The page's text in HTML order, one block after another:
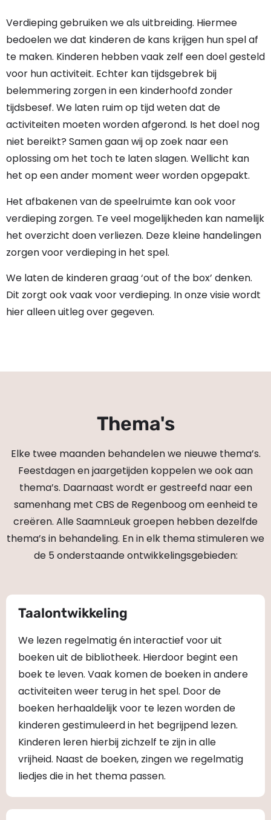
Verdieping gebruiken we als uitbreiding. Hiermee
bedoelen we dat kinderen de kans krijgen hun spel af
te maken. Kinderen hebben vaak zelf een doel gesteld
voor hun activiteit. Echter kan tijdsgebrek bij
belemmering zorgen in een kinderhoofd zonder
tijdsbesef. We laten ruim op tijd weten dat de
activiteiten moeten worden afgerond. Is het doel nog
niet bereikt? Samen gaan wij op zoek naar een
oplossing om het toch te laten slagen. Wellicht kan
het op een ander moment weer worden opgepakt.
Het afbakenen van de speelruimte kan ook voor
verdieping zorgen. Te veel mogelijkheden kan namelijk
het overzicht doen verliezen. Deze kleine handelingen
zorgen voor verdieping in het spel.
We laten de kinderen graag ‘out of the box’ denken.
Dit zorgt ook vaak voor verdieping. In onze visie wordt
hier alleen uitleg over gegeven.
Thema's
Elke twee maanden behandelen we nieuwe thema’s.
Feestdagen en jaargetijden koppelen we ook aan
thema’s. Daarnaast wordt er gestreefd naar een
samenhang met CBS de Regenboog om eenheid te
creëren. Alle SaamnLeuk groepen hebben dezelfde
thema’s in behandeling. En in elk thema stimuleren we
de 5 onderstaande ontwikkelingsgebieden:
Taalontwikkeling
We lezen regelmatig én interactief voor uit
boeken uit de bibliotheek. Hierdoor begint een
boek te leven. Vaak komen de boeken in andere
activiteiten weer terug in het spel. Door de
boeken herhaaldelijk voor te lezen worden de
kinderen gestimuleerd in het begrijpend lezen.
Kinderen leren hierbij zichzelf te zijn in alle
vrijheid. Naast de boeken, zingen we regelmatig
liedjes die in het thema passen.